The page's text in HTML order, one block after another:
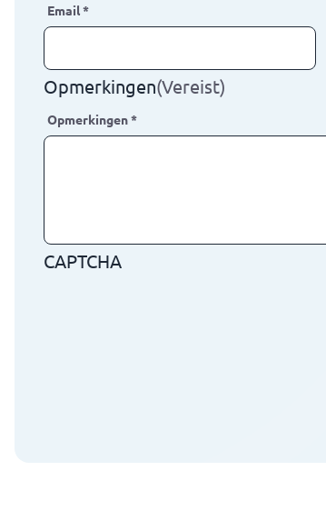
Email*
Opmerkingen(Vereist)
Opmerkingen*
CAPTCHA